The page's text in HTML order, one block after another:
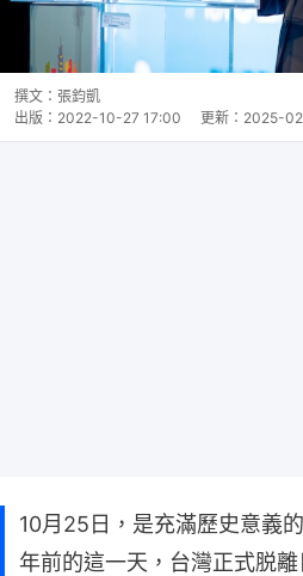
撰文： 張鈞凱
出版： 2022-10-27 17:00 更新： 2025-
10月25日，是充滿歷史意義
年前的這一天，台灣正式脱